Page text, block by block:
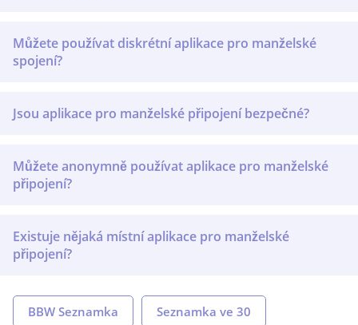
Můžete používat diskrétní aplikace pro manželské
spojení?
Jsou aplikace pro manželské připojení bezpečné?
Můžete anonymně používat aplikace pro manželské
připojení?
Existuje nějaká místní aplikace pro manželské
připojení?
BBW Seznamka Seznamka ve 30